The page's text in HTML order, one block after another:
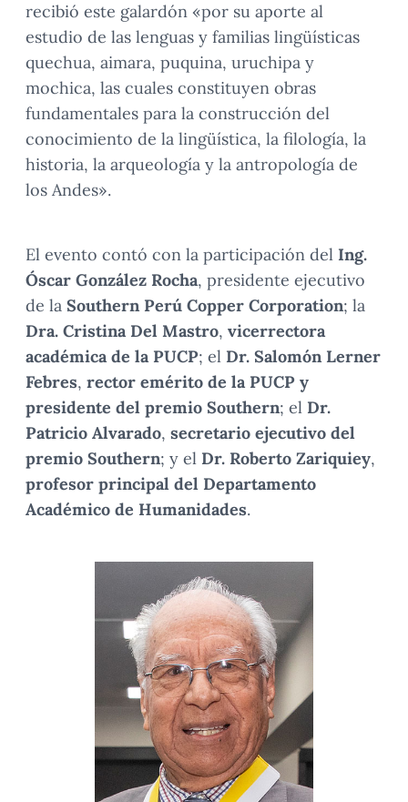
recibió este galardón «por su aporte al
estudio de las lenguas y familias lingüísticas
quechua, aimara, puquina, uruchipa y
mochica, las cuales constituyen obras
fundamentales para la construcción del
conocimiento de la lingüística, la filología, la
historia, la arqueología y la antropología de
los Andes».
El evento contó con la participación del Ing.
Óscar González Rocha, presidente ejecutivo
de la Southern Perú Copper Corporation; la
Dra. Cristina Del Mastro, vicerrectora
académica de la PUCP; el Dr. Salomón Lerner
Febres, rector emérito de la PUCP y
presidente del premio Southern; el Dr.
Patricio Alvarado, secretario ejecutivo del
premio Southern; y el Dr. Roberto Zariquiey,
profesor principal del Departamento
Académico de Humanidades.